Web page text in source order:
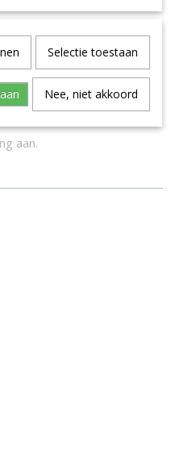
week aanbrengen.
hoeven:
met water en droog ze
aan.
Selectie toestaan
Nee, niet akkoord